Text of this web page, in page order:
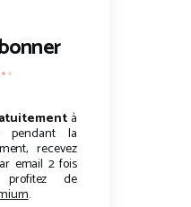
à
pendant la
recevez
email 2 fois
de
.